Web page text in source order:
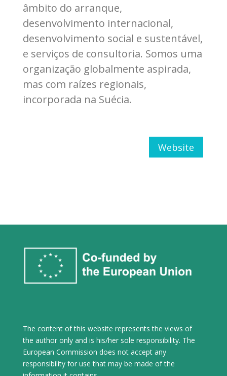
âmbito do arranque,
desenvolvimento internacional,
desenvolvimento social e sustentável,
e serviços de consultoria. Somos uma
organização globalmente aspirada,
mas com raízes regionais,
incorporada na Suécia.
Website
The content of this website represents the views of
the author only and is his/her sole responsibility. The
European Commission does not accept any
responsibility for use that may be made of the